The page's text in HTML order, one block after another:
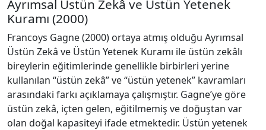
Ayrımsal Üstün Zekâ ve Üstün Yetenek
Kuramı (2000)
Francoys Gagne (2000) ortaya atmış olduğu Ayrımsal
Üstün Zekâ ve Üstün Yetenek Kuramı ile üstün zekâlı
bireylerin eğitimlerinde genellikle birbirleri yerine
kullanılan “üstün zekâ” ve “üstün yetenek” kavramları
arasındaki farkı açıklamaya çalışmıştır. Gagne’ye göre
üstün zekâ, içten gelen, eğitilmemiş ve doğuştan var
olan doğal kapasiteyi ifade etmektedir. Üstün yetenek